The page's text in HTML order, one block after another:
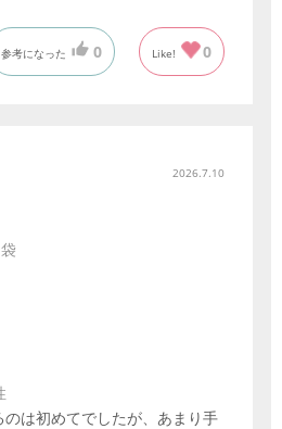
参考になった 0 Like! 0
2026.7.10
は初めてでしたが、あまり手